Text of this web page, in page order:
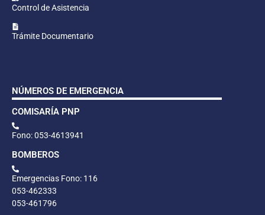
Control de Asistencia
Trámite Documentario
NÚMEROS DE EMERGENCIA
COMISARÍA PNP
Fono: 053-4613941
BOMBEROS
Emergencias Fono: 116
053-462333
053-461796